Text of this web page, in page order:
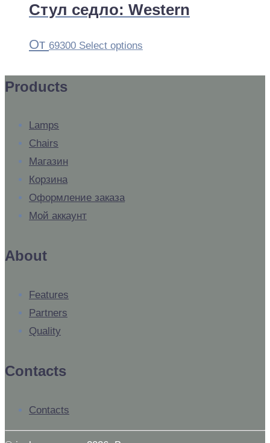
Стул седло: Western
От 69300 Select options
Products
Lamps
Chairs
Магазин
Корзина
Оформление заказа
Мой аккаунт
About
Features
Partners
Quality
Contacts
Contacts